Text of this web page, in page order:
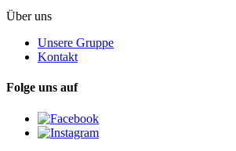
Über uns
Unsere Gruppe
Kontakt
Folge uns auf